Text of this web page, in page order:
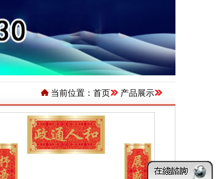
当前位置： 首页 产品展示